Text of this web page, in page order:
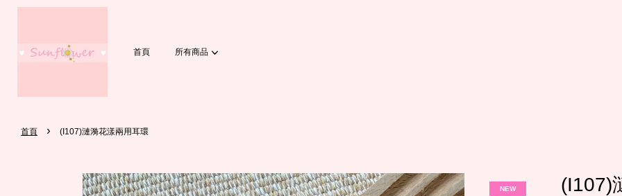
首頁 所有商品
首頁 › (I107)漣漪花漾兩用耳環
NEW (I107)